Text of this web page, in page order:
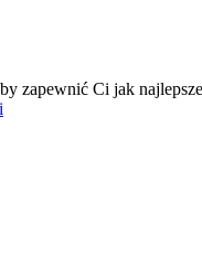
zapewnić Ci jak